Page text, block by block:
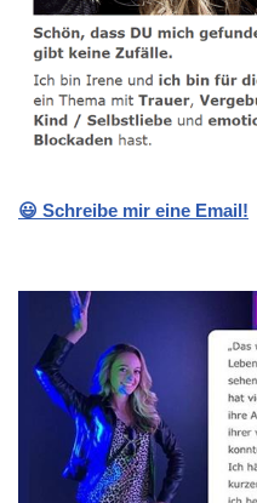
😃 Schreibe mir eine Email!